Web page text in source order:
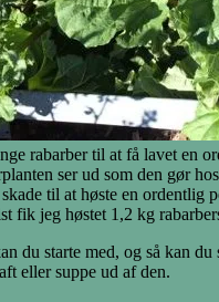
rabarber til at få lavet en
ser ud som den gør
til at høste en ordentlig
fik jeg høstet 1,2 kg
du starte med, og så kan du
eller suppe ud af den.